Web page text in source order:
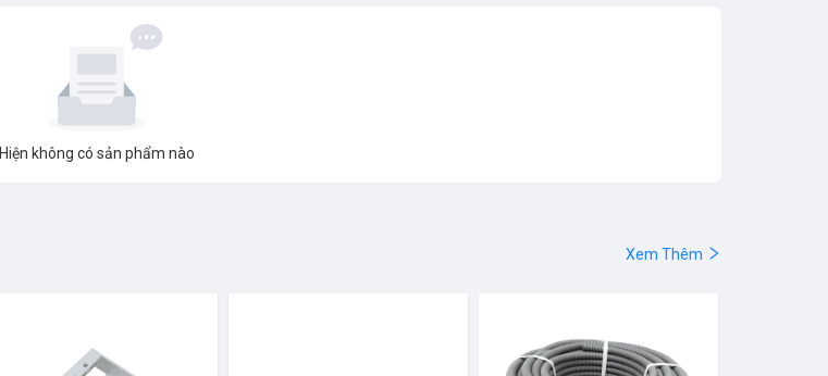
Hiện không có sản phẩm nào
Xem Thêm